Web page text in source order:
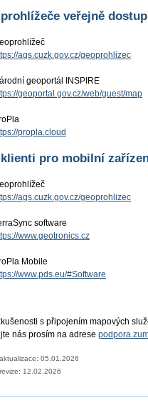
veřejně
ags.cuzk.gov.cz/geoprohlizec
geoportál INSPIRE
geoportal.gov.cz/web/guest/map
propla.cloud
klienti pro mobilní
ags.cuzk.gov.cz/geoprohlizec
software
www.geotronics.cz
Mobile
www.pds.eu/#Software
s připojením mapových
nás prosím na adrese
05.01.2026
12.02.2026